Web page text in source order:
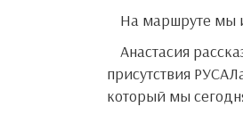
На маршруте
Анастасия рассказала, что последние 2 года сюда приезжают сотрудники компании из 13-ти городов
присутствия
который мы